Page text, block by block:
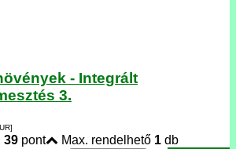
- Integrált
3.
]
39 pont Max. rendelhető 1 db